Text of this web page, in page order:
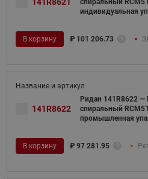
индивидуальная
В корзину ₽ 101 206.73
141R8622
Ридан 141R8622 —
спиральный
промышленная
В корзину ₽ 97 281.95